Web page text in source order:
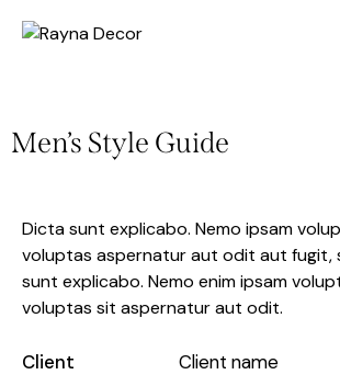
Men’s Style Guide
Dicta sunt explicabo. Nemo ipsam
voluptas aspernatur aut odit aut fugit,
sunt explicabo. Nemo enim ipsam
voluptas sit aspernatur aut odit.
Client
Client name